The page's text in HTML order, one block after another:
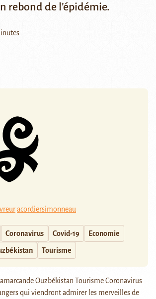
rebond de l’épidémie.
acordiersimonneau
Coronavirus Covid-19 Economie
Tourisme
qui viendront admirer les merveilles de